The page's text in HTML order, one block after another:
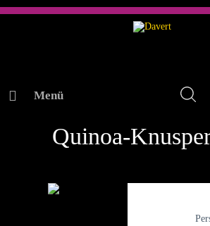
Menü
REZEPTEQuinoa-